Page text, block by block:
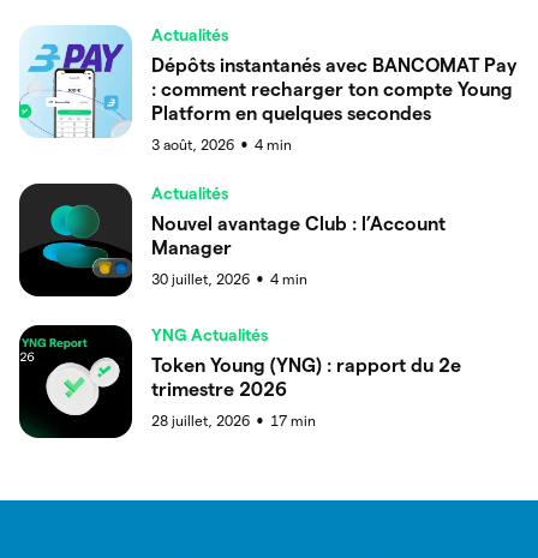
Actualités
Dépôts instantanés avec BANCOMAT Pay
: comment recharger ton compte Young
Platform en quelques secondes
3 août, 2026 ● 4 min
Actualités
Nouvel avantage Club : l’Account
Manager
30 juillet, 2026 ● 4 min
YNG Actualités
Token Young (YNG) : rapport du 2e
trimestre 2026
28 juillet, 2026 ● 17 min